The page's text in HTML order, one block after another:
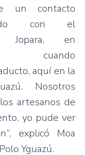
un contacto
con el
Jopara, en
cuando
, aquíen la
. Nosotros
losartesanos de
, yo pude ver
, explicó
Moa
Yguazú.